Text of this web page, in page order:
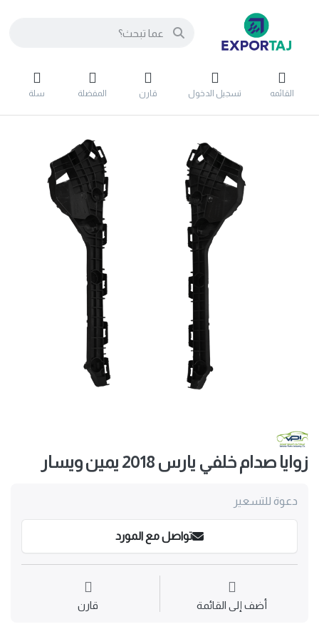
القائمه تسجيل الدخول قارن المفضلة سلة
زوايا صدام خلفي يارس 2018 يمين ويسار
دعوة للتسعير
تواصل مع المورد
أضف إلى القائمة قارن